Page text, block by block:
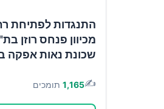
התנגדות לפתיחת
מכיוון פנחס רוזן
שכונת נאות אפקה
✍️
1,165 תומכים